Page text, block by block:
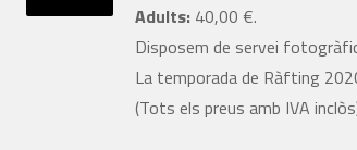
Adults: 40,00 €.
Disposem de servei
La temporada de Ràfting
(Tots els preus amb IVA